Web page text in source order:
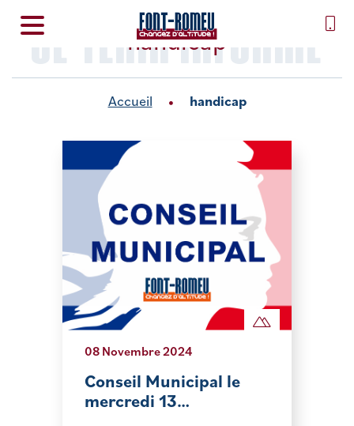
SE TENIR INFORMÉ
handicap
Accueil handicap
08 Novembre 2024
Conseil Municipal le
mercredi 13…